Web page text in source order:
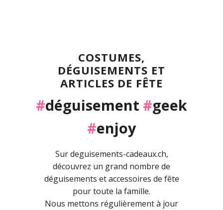
COSTUMES,
DÉGUISEMENTS ET
ARTICLES DE FÊTE
#déguisement #geek
#enjoy
Sur deguisements-cadeaux.ch,
découvrez un grand nombre de
déguisements et accessoires de fête
pour toute la famille.
Nous mettons régulièrement à jour